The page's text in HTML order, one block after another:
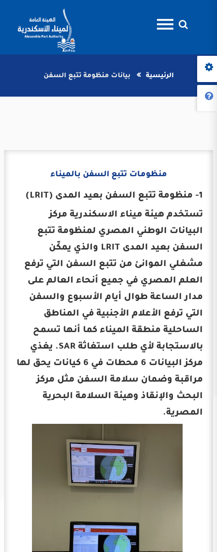
الرئيسية بيانات منظومة تتبع السفن
منظومات تتبع السفن بالميناء
1- منظومة تتبع السفن بعيد المدى (LRIT)
تستخدم هيئة ميناء الاسكندرية مركز
البيانات الوطني المصري لمنظومة تتبع
السفن بعيد المدى LRIT والذي يمكّن
مشغلي الموانئ من تتبع السفن التي ترفع
العلم المصري في جميع أنحاء العالم على
مدار الساعة طوال أيام الأسبوع والسفن
التي ترفع الأعلام الأجنبية في المناطق
الساحلية منطقة الميناء كما أنها تسمح
بالاستجابة لأي طلب استغاثة SAR. يغذي
مركز البيانات 6 محطات في 6 كيانات يحق لها
مراقبة وضمان سلامة السفن مثل مركز
البحث والإنقاذ وهيئة السلامة البحرية
المصرية.